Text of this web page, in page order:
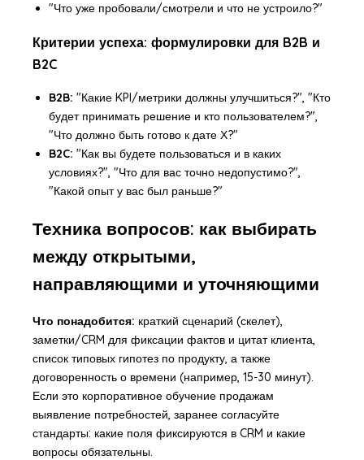
"Что уже пробовали/смотрели и что не устроило?"
Критерии успеха: формулировки для B2B и
B2C
B2B: "Какие KPI/метрики должны улучшиться?", "Кто
будет принимать решение и кто пользователем?",
"Что должно быть готово к дате Х?"
B2C: "Как вы будете пользоваться и в каких
условиях?", "Что для вас точно недопустимо?",
"Какой опыт у вас был раньше?"
Техника вопросов: как выбирать
между открытыми,
направляющими и уточняющими
Что понадобится: краткий сценарий (скелет),
заметки/CRM для фиксации фактов и цитат клиента,
список типовых гипотез по продукту, а также
договоренность о времени (например, 15-30 минут).
Если это корпоративное обучение продажам
выявление потребностей, заранее согласуйте
стандарты: какие поля фиксируются в CRM и какие
вопросы обязательны.